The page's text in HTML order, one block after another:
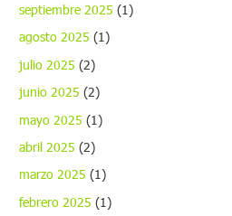
septiembre 2025 (1)
agosto 2025 (1)
julio 2025 (2)
junio 2025 (2)
mayo 2025 (1)
abril 2025 (2)
marzo 2025 (1)
febrero 2025 (1)